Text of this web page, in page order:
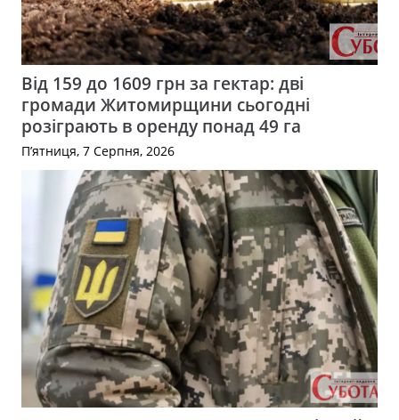
Від 159 до 1609 грн за гектар: дві
громади Житомирщини сьогодні
розіграють в оренду понад 49 га
П’ятниця, 7 Серпня, 2026